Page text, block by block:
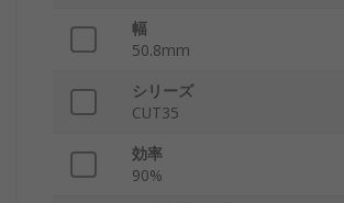
幅
50.8mm
シリーズ
CUT35
効率
90%